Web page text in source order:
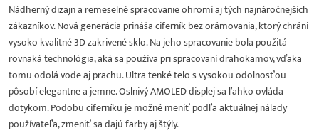
Nádherný dizajn a remeselné spracovanie ohromí aj tých najnáročnejších
zákazníkov. Nová generácia prináša ciferník bez orámovania, ktorý chráni
vysoko kvalitné 3D zakrivené sklo. Na jeho spracovanie bola použitá
rovnaká technológia, aká sa používa pri spracovaní drahokamov, vďaka
tomu odolá vode aj prachu. Ultra tenké telo s vysokou odolnosťou
pôsobí elegantne a jemne. Oslnivý AMOLED displej sa ľahko ovláda
dotykom. Podobu ciferníku je možné meniť podľa aktuálnej nálady
používateľa, zmeniť sa dajú farby aj štýly.